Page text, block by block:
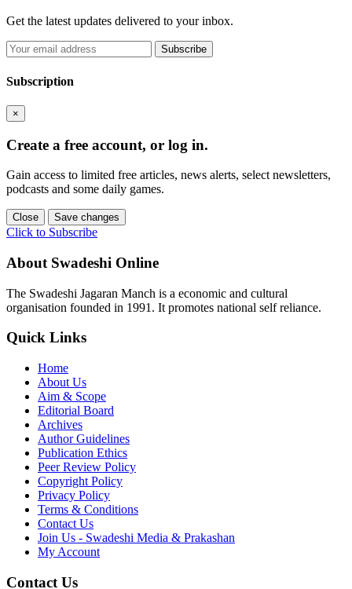
Get the latest updates delivered to your inbox.
Subscribe
Subscription
×
Create a free account, or log in.
Gain access to limited free articles, news alerts, select newsletters,
podcasts and some daily games.
Close Save changes
Click to Subscribe
About Swadeshi Online
The Swadeshi Jagaran Manch is a economic and cultural
organisation founded in 1991. It promotes national self reliance.
Quick Links
Home
About Us
Aim & Scope
Editorial Board
Archives
Author Guidelines
Publication Ethics
Peer Review Policy
Copyright Policy
Privacy Policy
Terms & Conditions
Contact Us
Join Us - Swadeshi Media & Prakashan
My Account
Contact Us